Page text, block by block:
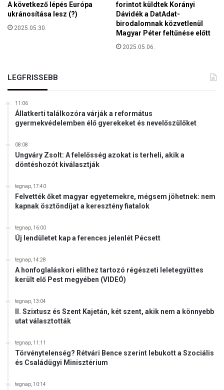
A következő lépés Európa
ukránosítása lesz (?)
2025.05.30.
forintot küldtek Korányi
Dávidék a DatAdat-
birodalomnak közvetlenül
Magyar Péter feltűnése előtt
2025.05.06.
LEGFRISSEBB
11:06
Állatkerti találkozóra várják a református
gyermekvédelemben élő gyerekeket és nevelőszülőket
08:08
Ungváry Zsolt: A felelősség azokat is terheli, akik a
döntéshozót kiválasztják
tegnap, 17:40
Felvették őket magyar egyetemekre, mégsem jöhetnek: nem
kapnak ösztöndíjat a keresztény fiatalok
tegnap, 16:00
Új lendületet kap a ferences jelenlét Pécsett
tegnap, 14:28
A honfoglaláskori elithez tartozó régészeti leletegyüttes
került elő Pest megyében (VIDEÓ)
tegnap, 13:04
II. Szixtusz és Szent Kajetán, két szent, akik nem a könnyebb
utat választották
tegnap, 11:11
Törvénytelenség? Rétvári Bence szerint lebukott a Szociális
és Családügyi Minisztérium
tegnap, 10:14